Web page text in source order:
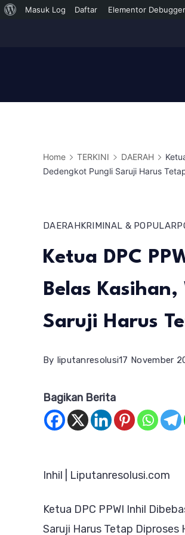
Tentang
Masuk Log Daftar Elementor Debugger
Home TERKINI DAERAH
Dedengkot Pungli Saruji Harus
DAERAHKRIMINAL & POPULAR
Ketua DPC
Belas
Saruji Harus
By liputanresolusi17 November
Bagikan Berita
Inhil | Liputanresolusi.com
Ketua DPC PPWI Inhil
Saruji Harus Tetap Diproses